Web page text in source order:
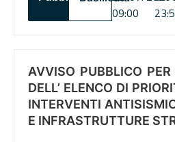
09:00
AVVISO PUBBLICO
DELL’ ELENCO DI
INTERVENTI
E INFRASTRUTTURE